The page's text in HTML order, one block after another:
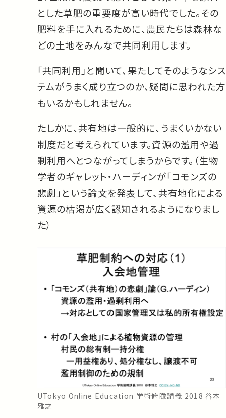
とした草肥の重要度が高い時代でした。その
肥料を手に入れるために、農民たちは森林な
どの土地をみんなで共同利用します。
「共同利用」と聞いて、果たしてそのようなシス
テムがうまく成り立つのか、疑問に思われた方
もいるかもしれません。
たしかに、共有地は一般的に、うまくいかない
制度だと考えられています。資源の濫用や過
剰利用へとつながってしまうからです。（生物
学者のギャレット・ハーディンが「コモンズの
悲劇」という論文を発表して、共有地化による
資源の枯渇が広く認知されるようになりまし
た）
UTokyo Online Education 学術俯瞰講義 2018 谷本
雅之